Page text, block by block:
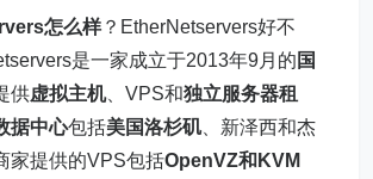
怎么样？EtherNetservers好不
是一家成立于2013年9月的 国
供虚拟主机、VPS和独立服务器租
据中心包括美国洛杉矶、新泽西和杰
家提供的VPS包括OpenVZ和KVM